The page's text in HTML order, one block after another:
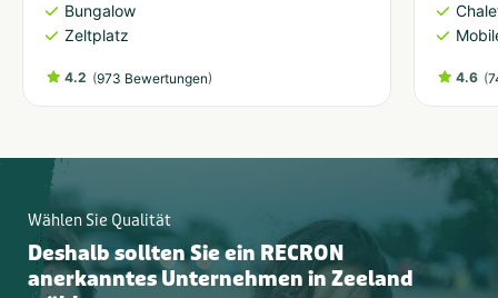
Bungalow
Zeltplatz
4.2 (973 Bewertungen) 4.6 (
Wählen Sie Qualität
Deshalb sollten Sie ein RECRON
anerkanntes Unternehmen in Zeeland